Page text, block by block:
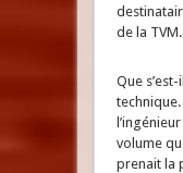
de la TVM.
Que
volume
prenait la